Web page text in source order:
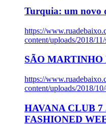
Turquia: um novo
https://
content/uploads/2018/
SÃO MARTINHO
https://
content/uploads/2018/
HAVANA CLUB
FASHIONED